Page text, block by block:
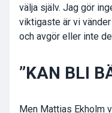
välja själv. Jag gör
viktigaste är vi vänder
och avgör eller inte
”KAN BLI
Men Mattias Ekholm